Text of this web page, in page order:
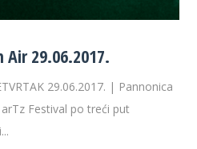
Air 29.06.2017.
29.06.2017. | Pannonica
Festival po treći put